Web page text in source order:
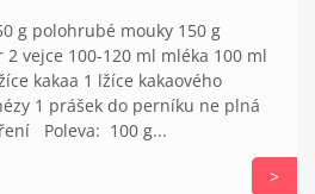
g polohrubé mouky 150 g
vejce 100-120 ml mléka 100 ml
kakaa 1 lžíce kakaového
1 prášek do perníku ne plná
Poleva: 100 g...
>